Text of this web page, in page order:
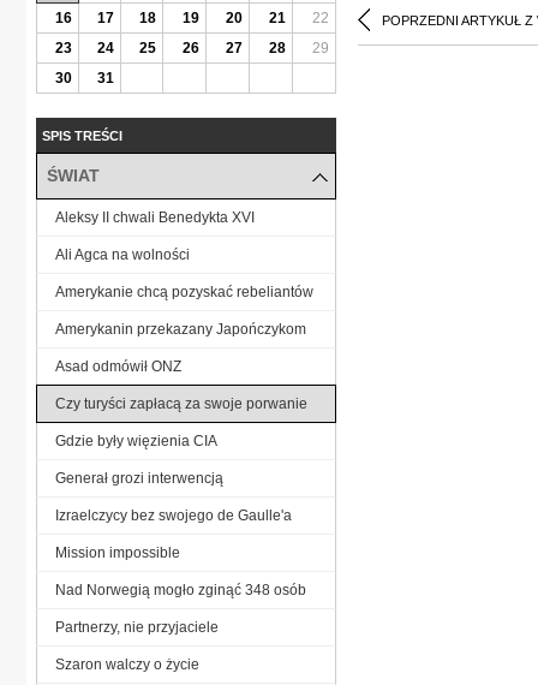
POPRZEDNI ARTYKUŁ Z
16
17 18 19 20 21
22
23
24 25 26 27 28
29
30
31
SPIS TREŚCI
ŚWIAT
Aleksy II chwali Benedykta XVI
Ali Agca na wolności
Amerykanie chcą pozyskać rebeliantów
Amerykanin przekazany Japończykom
Asad odmówił ONZ
Czy turyści zapłacą za swoje porwanie
Gdzie były więzienia CIA
Generał grozi interwencją
Izraelczycy bez swojego de Gaulle'a
Mission impossible
Nad Norwegią mogło zginąć 348 osób
Partnerzy, nie przyjaciele
Szaron walczy o życie